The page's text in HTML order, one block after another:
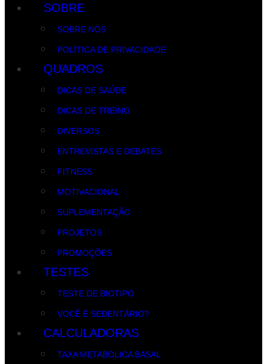
SOBRE
SOBRE NÓS
POLÍTICA DE PRIVACIDADE
QUADROS
DICAS DE SAÚDE
DICAS DE TREINO
DIVERSOS
ENTREVISTAS E DEBATES
FITNESS
MOTIVACIONAL
SUPLEMENTAÇÃO
PROJETOS
PROMOÇÕES
TESTES
TESTE DE BIOTIPO
VOCÊ É SEDENTÁRIO?
CALCULADORAS
TAXA METABÓLICA BASAL